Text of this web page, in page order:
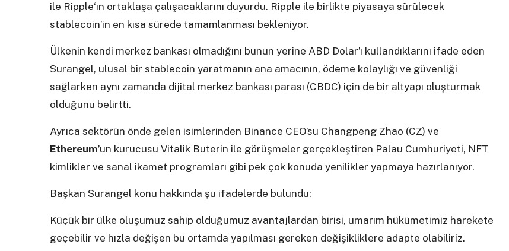
ile Ripple‘ın ortaklaşa çalışacaklarını duyurdu. Ripple ile birlikte piyasaya sürülecek
stablecoin’in en kısa sürede tamamlanması bekleniyor.
Ülkenin kendi merkez bankası olmadığını bunun yerine ABD Dolar’ı kullandıklarını ifade eden
Surangel, ulusal bir stablecoin yaratmanın ana amacının, ödeme kolaylığı ve güvenliği
sağlarken aynı zamanda dijital merkez bankası parası (CBDC) için de bir altyapı oluşturmak
olduğunu belirtti.
Ayrıca sektörün önde gelen isimlerinden Binance CEO’su Changpeng Zhao (CZ) ve
Ethereum’un kurucusu Vitalik Buterin ile görüşmeler gerçekleştiren Palau Cumhuriyeti, NFT
kimlikler ve sanal ikamet programları gibi pek çok konuda yenilikler yapmaya hazırlanıyor.
Başkan Surangel konu hakkında şu ifadelerde bulundu:
Küçük bir ülke oluşumuz sahip olduğumuz avantajlardan birisi, umarım hükümetimiz harekete
geçebilir ve hızla değişen bu ortamda yapılması gereken değişikliklere adapte olabiliriz.